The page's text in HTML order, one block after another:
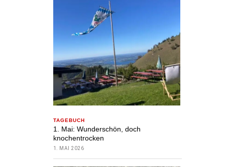
TAGEBUCH
1. Mai: Wunderschön, doch
knochentrocken
1. MAI 2026